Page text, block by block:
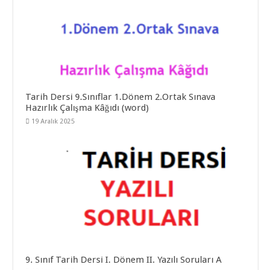
Tarih Dersi 9.Sınıflar 1.Dönem 2.Ortak Sınava
Hazırlık Çalışma Kâğıdı (word)
19 Aralık 2025
9. Sınıf Tarih Dersi I. Dönem II. Yazılı Soruları A